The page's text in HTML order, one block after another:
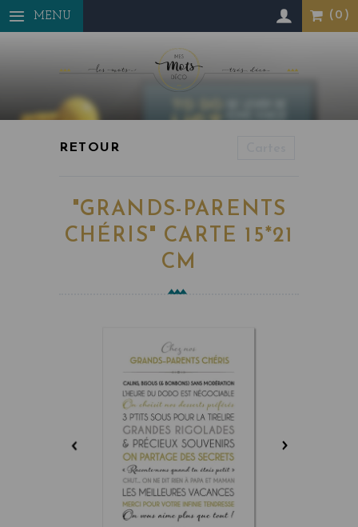
MENU
"GRANDS-PARENTS
CHÉRIS" CARTE 15*21
CM